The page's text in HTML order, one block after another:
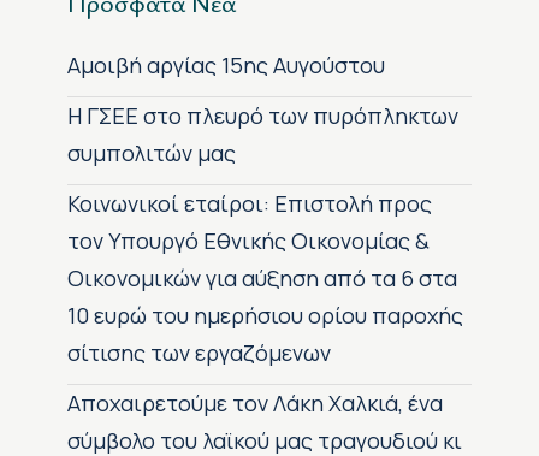
Αμοιβή αργίας 15ης Αυγούστου
H ΓΣΕΕ στο πλευρό των πυρόπληκτων
συμπολιτών μας
Κοινωνικοί εταίροι: Επιστολή προς
τον Υπουργό Εθνικής Οικονομίας &
Οικονομικών για αύξηση από τα 6 στα
10 ευρώ του ημερήσιου ορίου παροχής
σίτισης των εργαζόμενων
Αποχαιρετούμε τον Λάκη Χαλκιά, ένα
σύμβολο του λαϊκού μας τραγουδιού κι